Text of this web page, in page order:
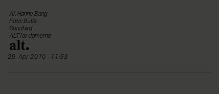
Af: Hanne Bang
Foto: Bulls
Sundhed
ALT for damerne
29. Apr 2010 - 11:53